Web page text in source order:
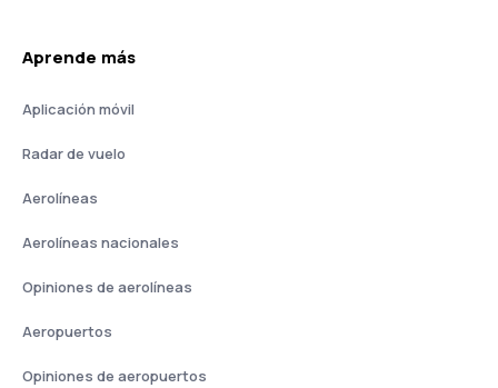
Aprende más
Aplicación móvil
Radar de vuelo
Aerolíneas
Aerolíneas nacionales
Opiniones de aerolíneas
Aeropuertos
Opiniones de aeropuertos